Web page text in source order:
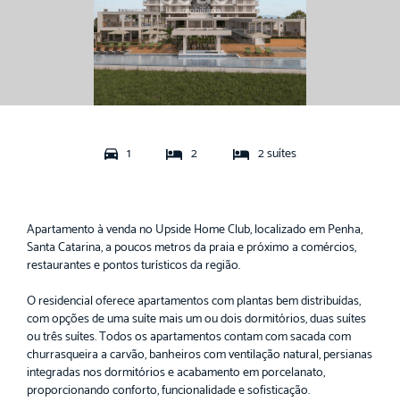
1 2 2 suítes
Apartamento à venda no Upside Home Club, localizado em Penha,
Santa Catarina, a poucos metros da praia e próximo a comércios,
restaurantes e pontos turísticos da região.
O residencial oferece apartamentos com plantas bem distribuídas,
com opções de uma suíte mais um ou dois dormitórios, duas suítes
ou três suítes. Todos os apartamentos contam com sacada com
churrasqueira a carvão, banheiros com ventilação natural, persianas
integradas nos dormitórios e acabamento em porcelanato,
proporcionando conforto, funcionalidade e sofisticação.